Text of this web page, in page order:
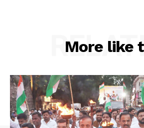
More like